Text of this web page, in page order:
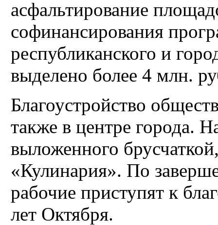
асфальтирование
софинансирования
республиканского и
выделено более 4 млн.
Благоустройство
также в центре города.
выложенного
«Кулинария». По
рабочие приступят к
лет Октября.